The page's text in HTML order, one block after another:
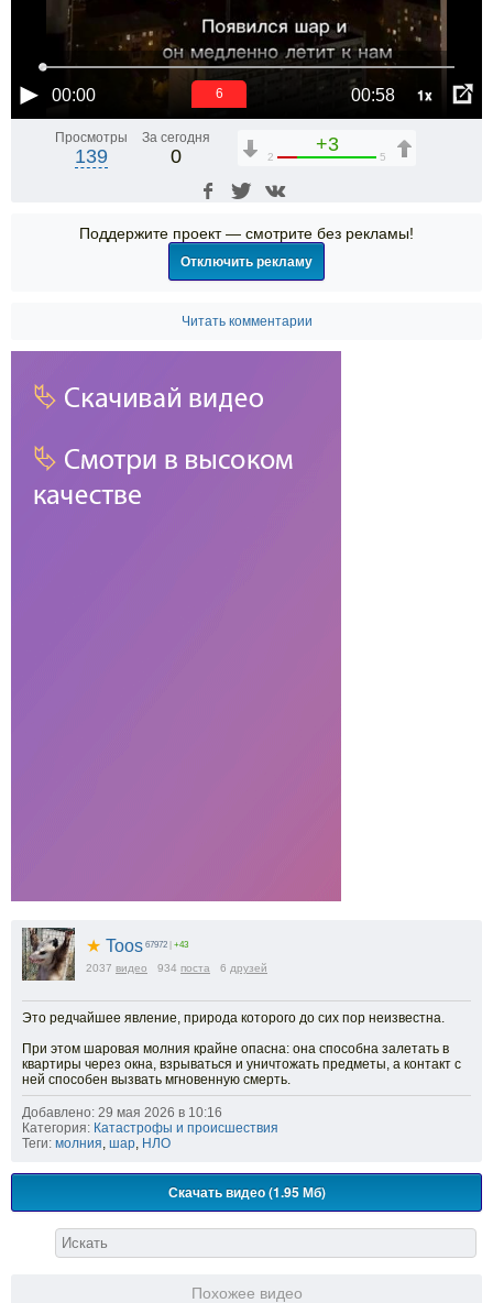
00:00 00:58 1x
6
Просмотры
139
За сегодня
0
+3
2 5
Поддержите проект — смотрите без рекламы!
Отключить рекламу
Читать комментарии
★ Toos 67972 | +43
2037 видео 934 поста 6 друзей
Это редчайшее явление, природа которого до сих пор неизвестна.
При этом шаровая молния крайне опасна: она способна залетать в
квартиры через окна, взрываться и уничтожать предметы, а контакт с
ней способен вызвать мгновенную смерть.
Добавлено: 29 мая 2026 в 10:16
Категория: Катастрофы и происшествия
Теги: молния шар НЛО
Скачать видео (1.95 Мб)
Похожее видео